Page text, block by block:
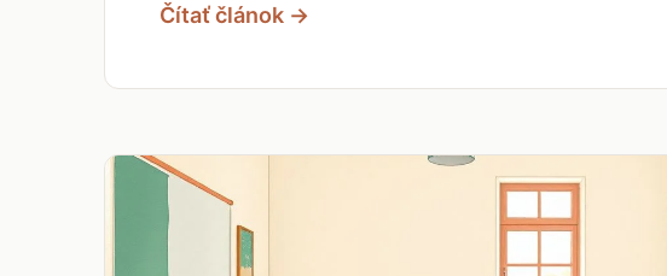
Čítať článok →